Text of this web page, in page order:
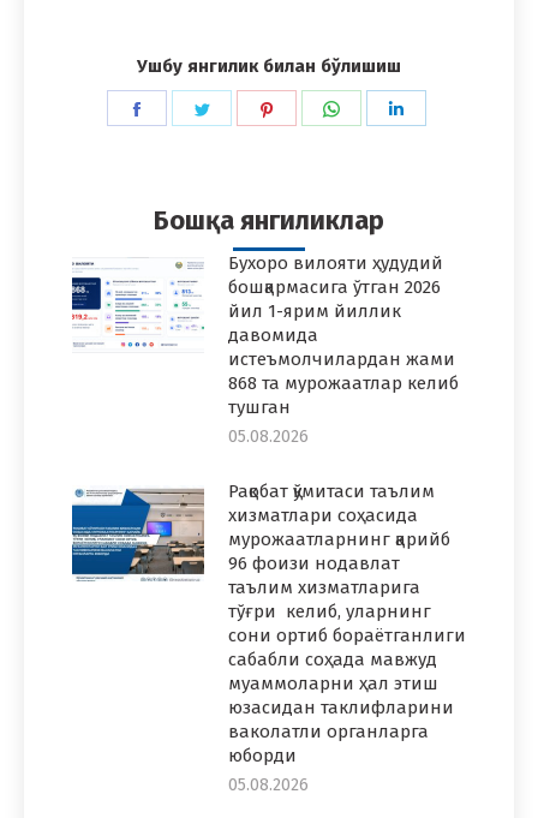
Ушбу янгилик билан бўлишиш
Share
Share
Share
Share
Бошқа янгиликлар
Бухоро вилояти ҳудудий
бошқармасига ўтган 2026
йил 1-ярим йиллик
давомида
истеъмолчилардан жами
868 та мурожаатлар келиб
тушган
05.08.2026
Рақобат қўмитаси таълим
хизматлари соҳасида
мурожаатларнинг қарийб
96 фоизи нодавлат
таълим хизматларига
тўғри келиб, уларнинг
сони ортиб бораётганлиги
сабабли соҳада мавжуд
муаммоларни ҳал этиш
юзасидан таклифларини
ваколатли органларга
юборди
05.08.2026